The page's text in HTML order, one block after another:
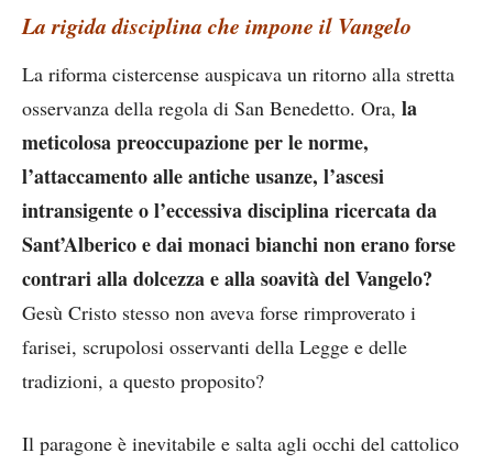
La rigida disciplina che impone il Vangelo
La riforma cistercense auspicava un ritorno alla stretta
osservanza della regola di San Benedetto. Ora, la
meticolosa preoccupazione per le norme,
l’attaccamento alle antiche usanze, l’ascesi
intransigente o l’eccessiva disciplina ricercata da
Sant’Alberico e dai monaci bianchi non erano forse
contrari alla dolcezza e alla soavità del Vangelo?
Gesù Cristo stesso non aveva forse rimproverato i
farisei, scrupolosi osservanti della Legge e delle
tradizioni, a questo proposito?
Il paragone è inevitabile e salta agli occhi del cattolico